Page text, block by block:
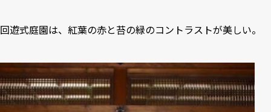
回遊式庭園は、紅葉の赤と苔の緑のコントラストが美しい。